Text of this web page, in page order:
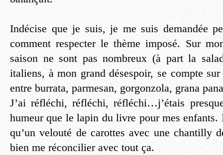
Indécise que je suis, je me suis demandée
comment respecter le thème imposé. Sur
saison ne sont pas nombreux (à part la
italiens, à mon grand désespoir, se compte
entre burrata, parmesan, gorgonzola, grana
J’ai réfléchi, réfléchi, réfléchi…j’étais
humeur que le lapin du livre pour mes
qu’un velouté de carottes avec une chantilly
bien me réconcilier avec tout ça.